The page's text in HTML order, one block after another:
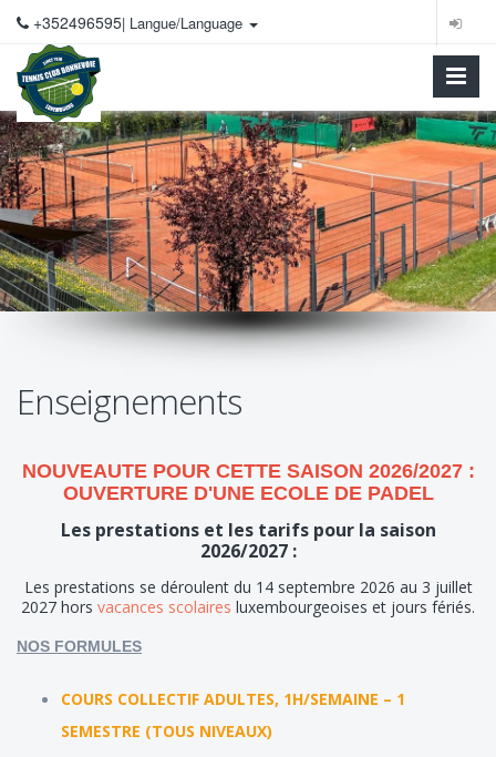
+352496595 | Langue/Language
Enseignements
NOUVEAUTE POUR CETTE SAISON 2026/2027 :
OUVERTURE D'UNE ECOLE DE PADEL
Les prestations et les tarifs pour la saison
2026/2027 :
Les prestations se déroulent du 14 septembre 2026 au 3 juillet
2027 hors vacances scolaires luxembourgeoises et jours fériés.
NOS FORMULES
COURS COLLECTIF ADULTES, 1H/SEMAINE – 1
SEMESTRE (TOUS NIVEAUX)